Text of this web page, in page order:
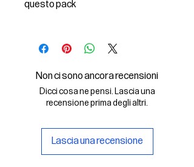
questo pack
- le immagini descritte in formato
- la licenza d'uso delle grafiche
Il File SVG è compatibile con Adobe,
Cricut Design, Cricut
Procreate e Affinity
Non ci sono ancora recensioni
Dicci cosa ne pensi. Lascia una
recensione prima degli altri.
Lascia una recensione